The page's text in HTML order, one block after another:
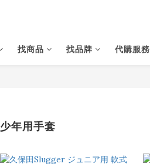
找商品 找品牌 代購服務
少年用手套